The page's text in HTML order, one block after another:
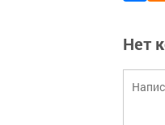
Нет